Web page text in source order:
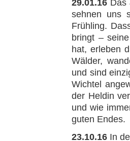
29.01.16 Das
sehnen uns
Frühling.
bringt –
hat, erleben
Wälder,
und sind
Wichtel
der Heldin
und wie
guten Endes.
23.10.16 In